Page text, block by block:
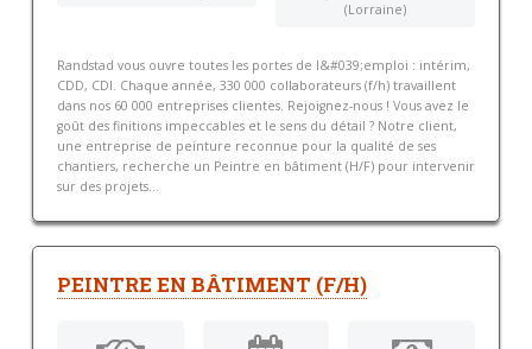
(Lorraine)
Randstad vous ouvre toutes les portes de l&#039;emploi : intérim,
CDD, CDI. Chaque année, 330 000 collaborateurs (f/h) travaillent
dans nos 60 000 entreprises clientes. Rejoignez-nous ! Vous avez le
goût des finitions impeccables et le sens du détail ? Notre client,
une entreprise de peinture reconnue pour la qualité de ses
chantiers, recherche un Peintre en bâtiment (H/F) pour intervenir
sur des projets...
PEINTRE EN BÂTIMENT (F/H)